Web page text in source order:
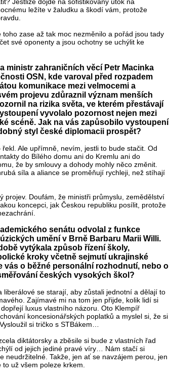
ležíte v žaludku a škodí vám, protože
zase až tak moc nezměnilo a pořád jsou tady
své oponenty a jsou ochotny se uchýlit ke
ministr zahraničních věcí Petr Macinka
OSN, kde varoval před rozpadem
komunikace mezi velmocemi a
projevu zdůraznil význam menších
na rizika světa, ve kterém přestávají
vyvolalo pozornost nejen mezi
scéně. Jak na vás zapůsobilo vystoupení
styl české diplomacii prospět?
Ale upřímně, nevím, jestli to bude stačit. Od
do Bílého domu ani do Kremlu ani do
že by smlouvy a dohody mohly něco změnit.
síla a aliance se proměňují rychleji, než stíhají
projev. Doufám, že ministři průmyslu, zemědělství
koncepci, jak Českou republiku posílit, protože
senátu odvolal z funkce
umění v Brně Barbaru Marii Willi.
vytýkala způsob řízení školy,
kroky včetně sejmutí ukrajinské
vás o běžné personální rozhodnutí, nebo o
českých vysokých škol?
liberálové se starají, aby zůstali jednotní a dělají to
Zajímavé mi na tom jen přijde, kolik lidí si
luxus vlastního názoru. Oto Klempíř
koncesionářských poplatků a myslel si, že si
si tričko s STBákem…
diktátorsky a zběsile si bude z vlastních řad
od jejich jediné pravé víry… Nám stačí si
neudržitelné. Takže, jen ať se navzájem perou, jen
už všem poleze krkem.